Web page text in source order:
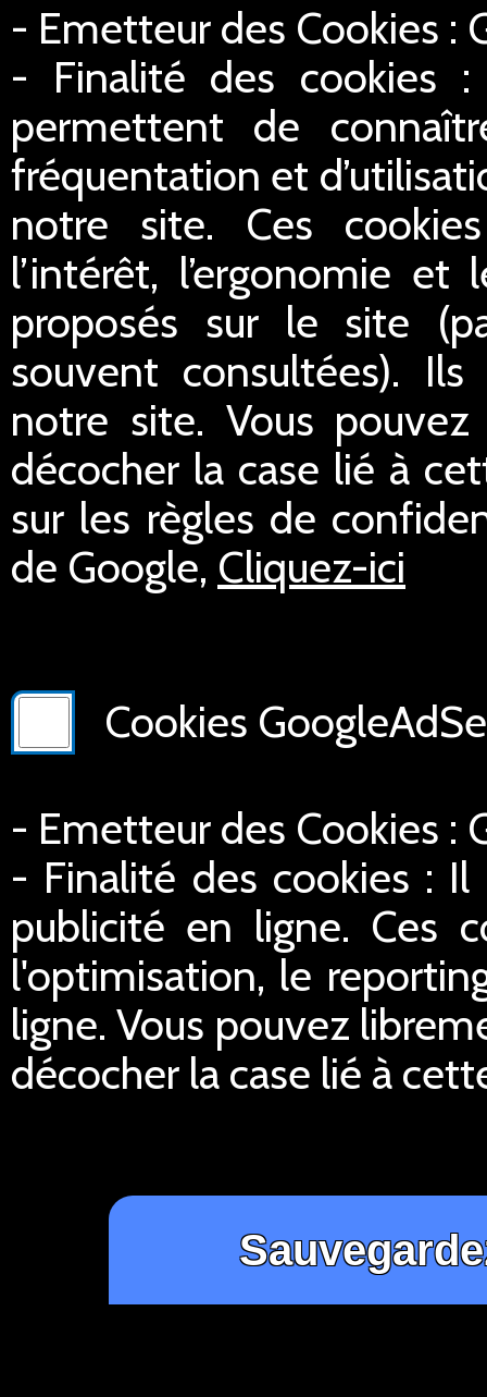
- Emetteur des Cookies :
- Finalité des cookies
permettent de
fréquentation et
notre site. Ces
l’intérêt, l’ergonomie
proposés sur le site
souvent consultées).
notre site. Vous
décocher la case lié à
sur les règles de
de Google, Cliquez-ici
Cookies
- Emetteur des Cookies :
- Finalité des cookies :
publicité en ligne. Ces
l'optimisation, le
ligne. Vous pouvez
décocher la case lié à